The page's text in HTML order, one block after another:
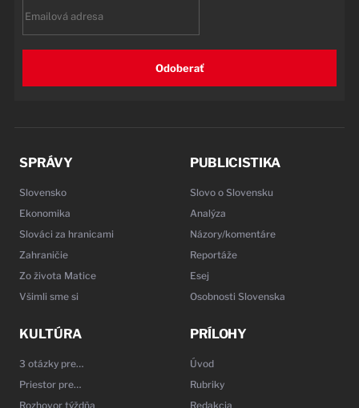
Odoberať
SPRÁVY
Slovensko
Ekonomika
Slováci za hranicami
Zahraničie
Zo života Matice
Všimli sme si
PUBLICISTIKA
Slovo o Slovensku
Analýza
Názory/komentáre
Reportáže
Esej
Osobnosti Slovenska
KULTÚRA
3 otázky pre…
Priestor pre…
Rozhovor týždňa
PRÍLOHY
Úvod
Rubriky
Redakcia